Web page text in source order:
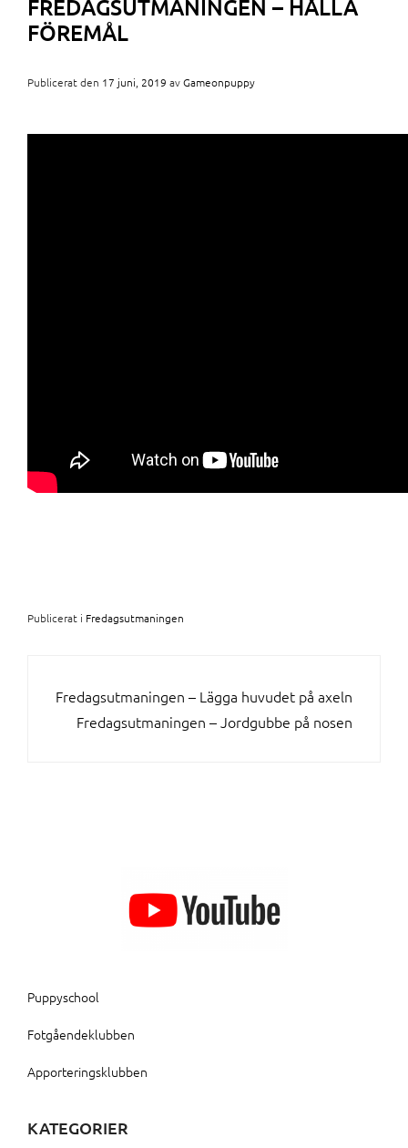
FREDAGSUTMANINGEN – HÅLLA
FÖREMÅL
Publicerat den 17 juni, 2019 avGameonpuppy
Publicerat i Fredagsutmaningen
INLÄGGSNAVIGERING
Fredagsutmaningen – Lägga huvudet på axeln
Fredagsutmaningen – Jordgubbe på nosen
Puppyschool
Fotgåendeklubben
Apporteringsklubben
KATEGORIER